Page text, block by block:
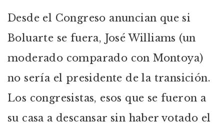
Desde el Congreso anuncian que si
Boluarte se fuera, José Williams (un
moderado comparado con Montoya)
no sería el presidente de la transición.
Los congresistas, esos que se fueron a
su casa a descansar sin haber votado el